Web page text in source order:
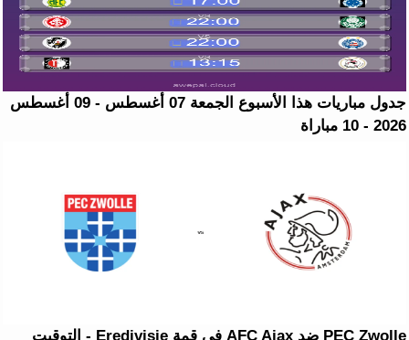
جدول مباريات هذا الأسبوع الجمعة 07 أغسطس - 09 أغسطس
2026 - 10 مباراة
PEC Zwolle ضد AFC Ajax في قمة Eredivisie - التوقيت